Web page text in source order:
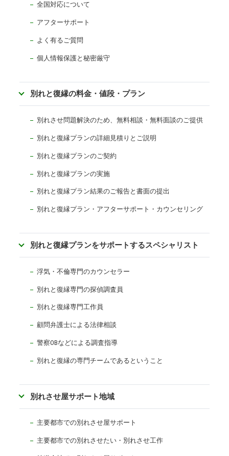
全国対応について
アフターサポート
よく有るご質問
個人情報保護と秘密厳守
別れと復縁の料金・値段・プラン
別れさせ問題解決のため、無料相談・無料面談のご提供
別れと復縁プランの詳細見積りとご説明
別れと復縁プランのご契約
別れと復縁プランの実施
別れと復縁プラン結果のご報告と書面の提出
別れと復縁プラン・アフターサポート・カウンセリング
別れと復縁プランをサポートするスペシャリスト
浮気・不倫専門のカウンセラー
別れと復縁専門の探偵調査員
別れと復縁専門工作員
顧問弁護士による法律相談
警察OBなどによる調査指導
別れと復縁の専門チームであるということ
別れさせ屋サポート地域
主要都市での別れさせ屋サポート
主要都市での別れさせたい・別れさせ工作